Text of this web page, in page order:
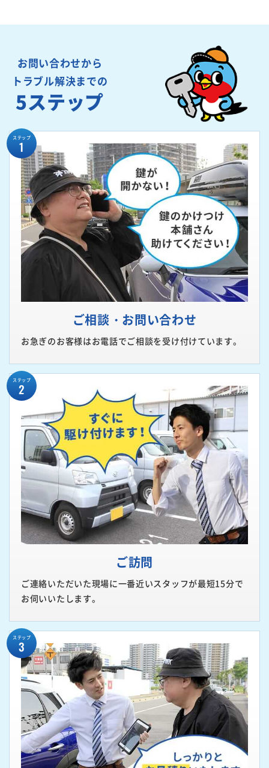
お問い合わせから
トラブル解決までの
5ステップ
ステップ
1
ご相談・お問い合わせ
お急ぎのお客様はお電話でご相談を受け付けています。
ステップ
2
ご訪問
ご連絡いただいた現場に一番近いスタッフが最短15分で
お伺いいたします。
ステップ
3